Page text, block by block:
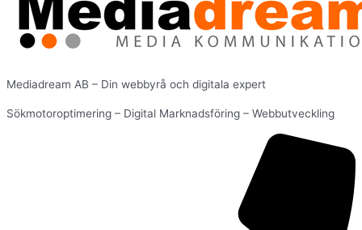
Mediadream AB – Din webbyrå och digitala expert
Sökmotoroptimering – Digital Marknadsföring – Webbutveckling